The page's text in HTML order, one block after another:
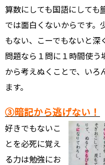
算数にしても国語にしても
では面白くないからです。
もない、こーでもないと深
問題なら１問に１時間使う
から考えぬくことで、いろ
ます。
③暗記から逃げない！
好きでもないこ
とを必死に覚え
る力は勉強にお